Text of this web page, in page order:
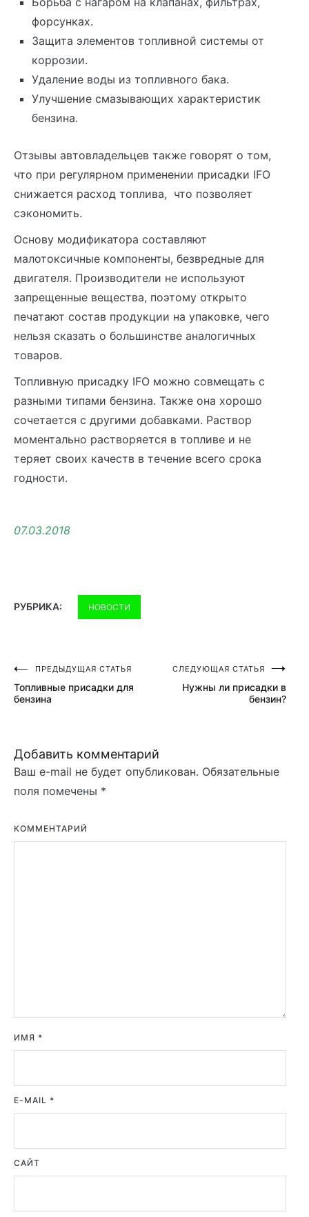
форсунках.
Защита элементов топливной системы от
коррозии.
Удаление воды из топливного бака.
Улучшение смазывающих характеристик
бензина.
Отзывы автовладельцев также говорят о том,
что при регулярном применении присадки IFO
снижается расход топлива, что позволяет
сэкономить.
Основу модификатора составляют
малотоксичные компоненты, безвредные для
двигателя. Производители не используют
запрещенные вещества, поэтому открыто
печатают состав продукции на упаковке, чего
нельзя сказать о большинстве аналогичных
товаров.
Топливную присадку IFO можно совмещать с
разными типами бензина. Также она хорошо
сочетается с другими добавками. Раствор
моментально растворяется в топливе и не
теряет своих качеств в течение всего срока
годности.
07.03.2018
РУБРИКА: НОВОСТИ
Навигация
по
ПРЕДЫДУЩАЯ СТАТЬЯ
Топливные присадки для
бензина
СЛЕДУЮЩАЯ СТАТЬЯ
Нужны ли присадки в
бензин?
Добавить комментарий
Ваш e-mail не будет опубликован. Обязательные
поля помечены *
КОММЕНТАРИЙ
ИМЯ *
E-MAIL *
САЙТ